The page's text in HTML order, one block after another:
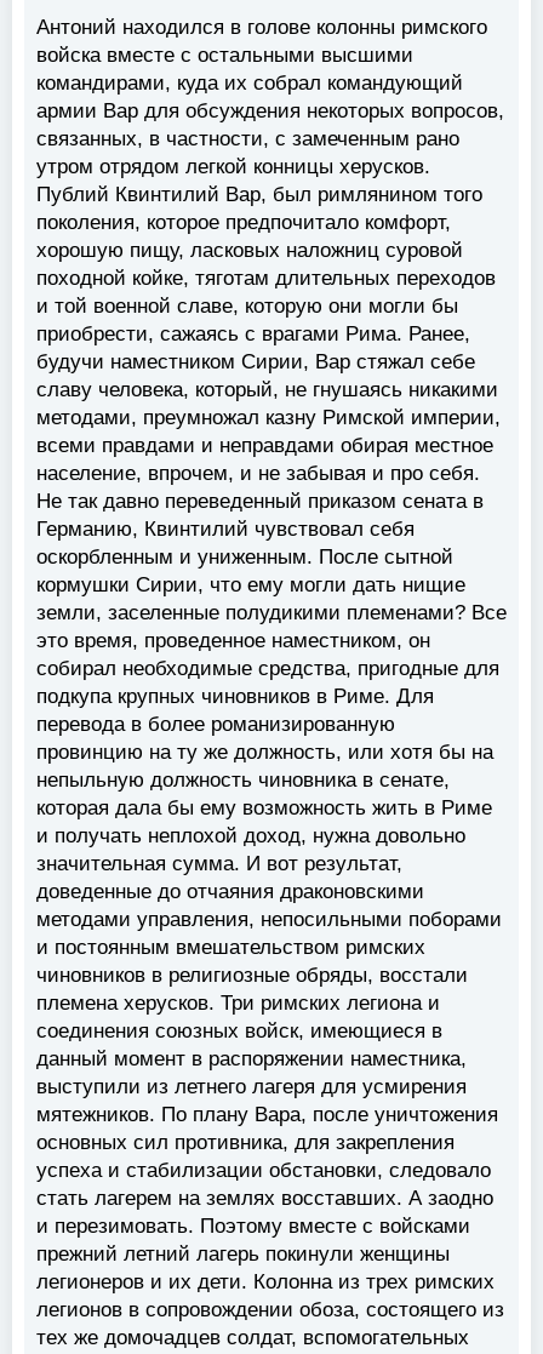
Антоний находился в голове колонны римского
войска вместе с остальными высшими
командирами, куда их собрал командующий
армии Вар для обсуждения некоторых вопросов,
связанных, в частности, с замеченным рано
утром отрядом легкой конницы херусков.
Публий Квинтилий Вар, был римлянином того
поколения, которое предпочитало комфорт,
хорошую пищу, ласковых наложниц суровой
походной койке, тяготам длительных переходов
и той военной славе, которую они могли бы
приобрести, сажаясь с врагами Рима. Ранее,
будучи наместником Сирии, Вар стяжал себе
славу человека, который, не гнушаясь никакими
методами, преумножал казну Римской империи,
всеми правдами и неправдами обирая местное
население, впрочем, и не забывая и про себя.
Не так давно переведенный приказом сената в
Германию, Квинтилий чувствовал себя
оскорбленным и униженным. После сытной
кормушки Сирии, что ему могли дать нищие
земли, заселенные полудикими племенами? Все
это время, проведенное наместником, он
собирал необходимые средства, пригодные для
подкупа крупных чиновников в Риме. Для
перевода в более романизированную
провинцию на ту же должность, или хотя бы на
непыльную должность чиновника в сенате,
которая дала бы ему возможность жить в Риме
и получать неплохой доход, нужна довольно
значительная сумма. И вот результат,
доведенные до отчаяния драконовскими
методами управления, непосильными поборами
и постоянным вмешательством римских
чиновников в религиозные обряды, восстали
племена херусков. Три римских легиона и
соединения союзных войск, имеющиеся в
данный момент в распоряжении наместника,
выступили из летнего лагеря для усмирения
мятежников. По плану Вара, после уничтожения
основных сил противника, для закрепления
успеха и стабилизации обстановки, следовало
стать лагерем на землях восставших. А заодно
и перезимовать. Поэтому вместе с войсками
прежний летний лагерь покинули женщины
легионеров и их дети. Колонна из трех римских
легионов в сопровождении обоза, состоящего из
тех же домочадцев солдат, вспомогательных